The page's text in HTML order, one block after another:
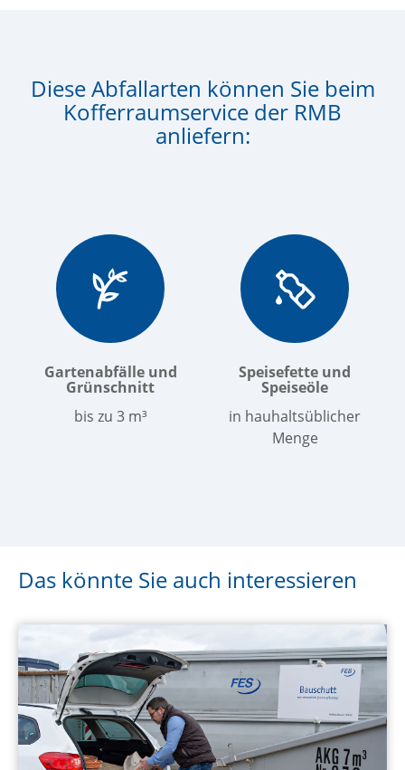
Diese Abfallarten können Sie beim
Kofferraumservice der RMB
anliefern:
Gartenabfälle und
Grünschnitt
bis zu 3 m³
Speisefette und
Speiseöle
in hauhaltsüblicher
Menge
Das könnte Sie auch interessieren